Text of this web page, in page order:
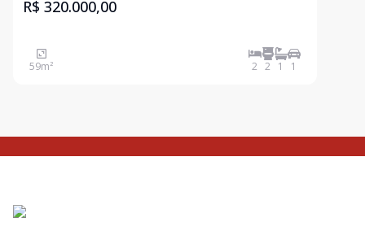
R$ 320.000,00
59m² 2 2 1 1